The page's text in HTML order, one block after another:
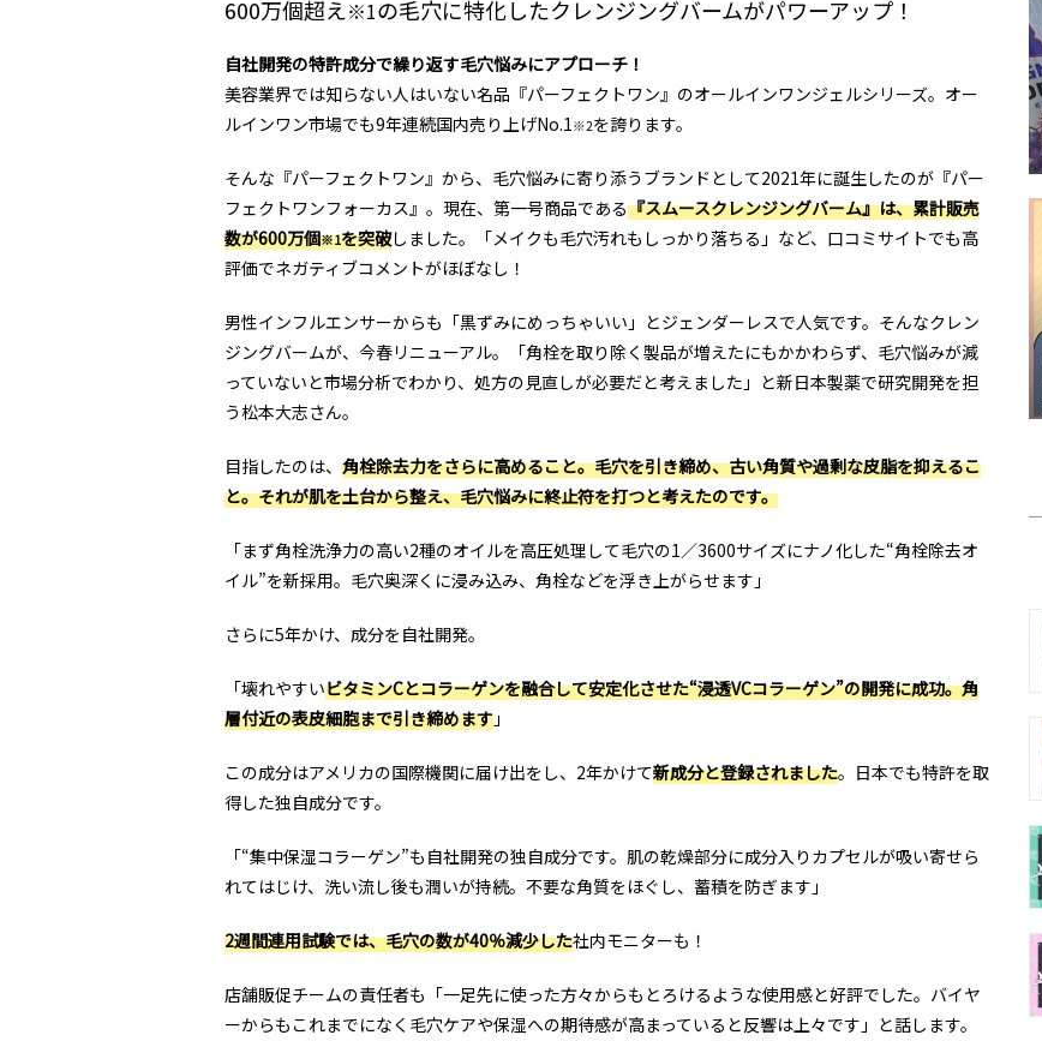
600万個超え※1の毛穴に特化したクレンジングバームがパワーアップ！
自社開発の特許成分で繰り返す毛穴悩みにアプローチ！
美容業界では知らない人はいない名品『パーフェクトワン』のオールインワンジェルシリーズ。オー
ルインワン市場でも9年連続国内売り上げNo.1※2を誇ります。
そんな『パーフェクトワン』から、毛穴悩みに寄り添うブランドとして2021年に誕生したのが『パー
フェクトワンフォーカス』。現在、第一号商品である『スムースクレンジングバーム』は、累計販売
数が600万個※1を突破しました。「メイクも毛穴汚れもしっかり落ちる」など、口コミサイトでも高
評価でネガティブコメントがほぼなし！
男性インフルエンサーからも「黒ずみにめっちゃいい」とジェンダーレスで人気です。そんなクレン
ジングバームが、今春リニューアル。「角栓を取り除く製品が増えたにもかかわらず、毛穴悩みが減
っていないと市場分析でわかり、処方の見直しが必要だと考えました」と新日本製薬で研究開発を担
う松本大志さん。
目指したのは、 角栓除去力をさらに高めること。毛穴を引き締め、古い角質や過剰な皮脂を抑えるこ
と。それが肌を土台から整え、毛穴悩みに終止符を打つと考えたのです。
「まず角栓洗浄力の高い2種のオイルを高圧処理して毛穴の1／3600サイズにナノ化した“角栓除去オ
イル”を新採用。毛穴奥深くに浸み込み、角栓などを浮き上がらせます」
さらに5年かけ、成分を自社開発。
「壊れやすいビタミンCとコラーゲンを融合して安定化させた“浸透VCコラーゲン”の開発に成功。角
層付近の表皮細胞まで引き締めます 」
この成分はアメリカの国際機関に届け出をし、2年かけて新成分と登録されました。日本でも特許を取
得した独自成分です。
「“集中保湿コラーゲン”も自社開発の独自成分です。肌の乾燥部分に成分入りカプセルが吸い寄せら
れてはじけ、洗い流し後も潤いが持続。不要な角質をほぐし、蓄積を防ぎます」
2週間連用試験では、毛穴の数が40％減少した社内モニターも！
店舗販促チームの責任者も「一足先に使った方々からもとろけるような使用感と好評でした。バイヤ
ーからもこれまでになく毛穴ケアや保湿への期待感が高まっていると反響は上々です」と話します。